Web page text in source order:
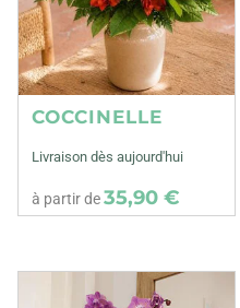
COCCINELLE
Livraison dès aujourd'hui
à partir de35,90 €